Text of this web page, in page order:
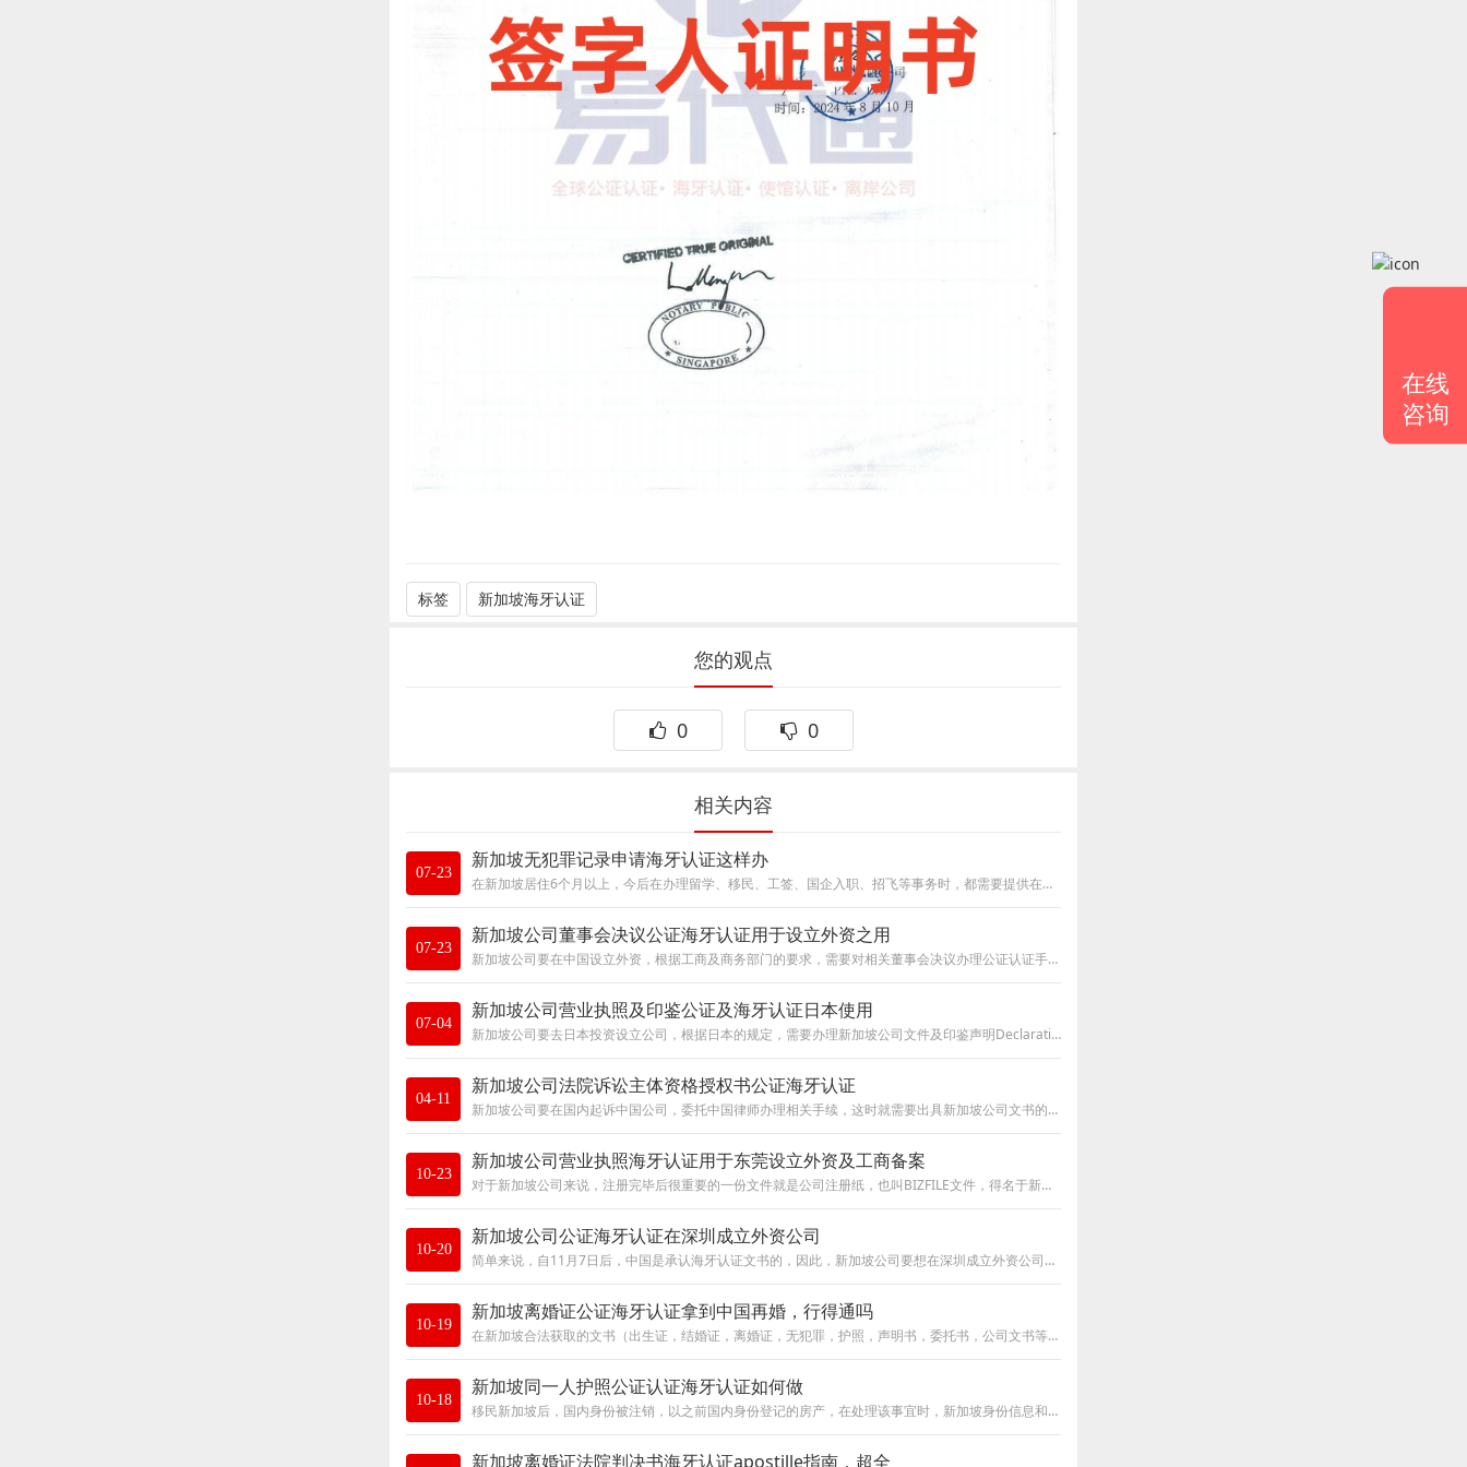
标签 新加坡海牙认证
您的观点
0 0
相关内容
07-23
新加坡无犯罪记录申请海牙认证这样办
在新加坡居住6个月以上，今后在办理留学、移民、工签、国企入职、招飞等事务时，都需要提供在新加坡期间的无犯罪记录证明，同时出具海牙认证书
07-23
新加坡公司董事会决议公证海牙认证用于设立外资之用
新加坡公司要在中国设立外资，根据工商及商务部门的要求，需要对相关董事会决议办理公证认证手续。由于中国和新加坡都是海牙认证成员国，因此
07-04
新加坡公司营业执照及印鉴公证及海牙认证日本使用
新加坡公司要去日本投资设立公司，根据日本的规定，需要办理新加坡公司文件及印鉴声明Declaration公证认证手续。由于新加坡和日本都是取消外国公文
04-11
新加坡公司法院诉讼主体资格授权书公证海牙认证
新加坡公司要在国内起诉中国公司，委托中国律师办理相关手续，这时就需要出具新加坡公司文书的公证认证件了。根据目前国内法院的要求，境外公
10-23
新加坡公司营业执照海牙认证用于东莞设立外资及工商备案
对于新加坡公司来说，注册完毕后很重要的一份文件就是公司注册纸，也叫BIZFILE文件，得名于新加坡公司注册系统的简称。在注册新加坡公司时需提交
10-20
新加坡公司公证海牙认证在深圳成立外资公司
简单来说，自11月7日后，中国是承认海牙认证文书的，因此，新加坡公司要想在深圳成立外资公司，只需办理新加坡公司公证海牙认证，无需经过使馆
10-19
新加坡离婚证公证海牙认证拿到中国再婚，行得通吗
在新加坡合法获取的文书（出生证，结婚证，离婚证，无犯罪，护照，声明书，委托书，公司文书等），在中国使用，可以只办理海牙认证，认证手续
10-18
新加坡同一人护照公证认证海牙认证如何做
移民新加坡后，国内身份被注销，以之前国内身份登记的房产，在处理该事宜时，新加坡身份信息和中国身份信息不同，导致身份对不上号，要求当事
新加坡离婚证法院判决书海牙认证apostille指南，超全
在线
咨询